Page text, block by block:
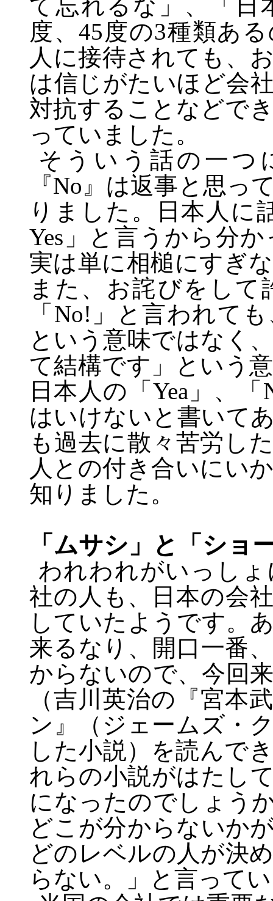
て忘れるな」、「日
度、45度の3種類あ
人に接待されても、
は信じがたいほど会
対抗することなどで
っていました。
そういう話の一つ
『No 』は返事と思っ
りました。日本人に
Yes 」と言うから分
実は単に相槌にすぎ
また、お詫びをして
「 No! 」と言われて
という意味ではなく
て結構です」という
日本人の「 Yea 」、「
はいけないと書いて
も過去に散々苦労し
人との付き合いにい
知りました。
「ムサシ」と「ショ
われわれがいっし
社の人も、日本の会
していたようです。
来るなり、開口一番
からないので、今回
（吉川英治の『宮本
ン』（ジェームズ・
した小説）を読んで
れらの小説がはたし
になったのでしょう
どこが分からないか
どのレベルの人が決
らない。」と言って